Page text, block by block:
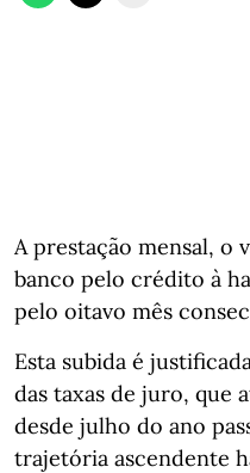
A prestação mensal, o
banco pelo crédito à
pelo oitavo mês
Esta subida é
das taxas de juro, que
desde julho do ano
trajetória ascendente